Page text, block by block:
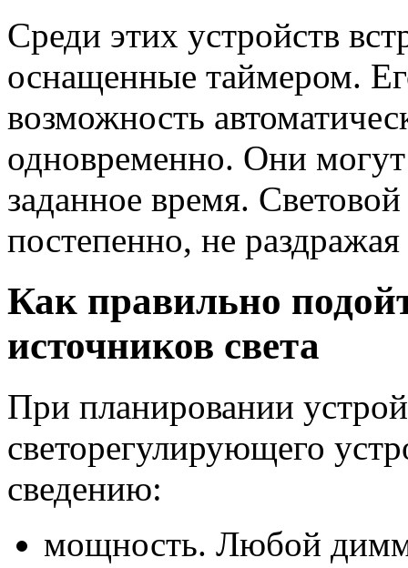
Среди этих устройств
оснащенные таймером.
возможность
одновременно. Они
заданное время.
постепенно, не раздражая
Как правильно
источников света
При планировании
светорегулирующего
сведению:
мощность. Любой